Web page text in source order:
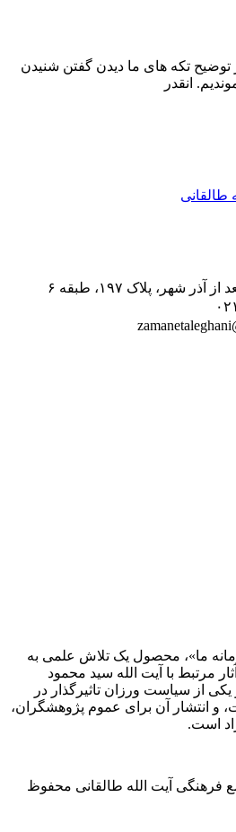
تکه های ما دیدن گفتن شنیدن
انقدر
طالقانی
شهر، پلاک ۱۹۷، طبقه ۶
زمانه ما»، محصول یک تلاش علمی به
مرتبط با آیت الله سید محمود
از سیاست ورزان تاثیرگذار در
و انتشار آن برای عموم پژوهشگران،
است.
فرهنگی آیت الله طالقانی محفوظ